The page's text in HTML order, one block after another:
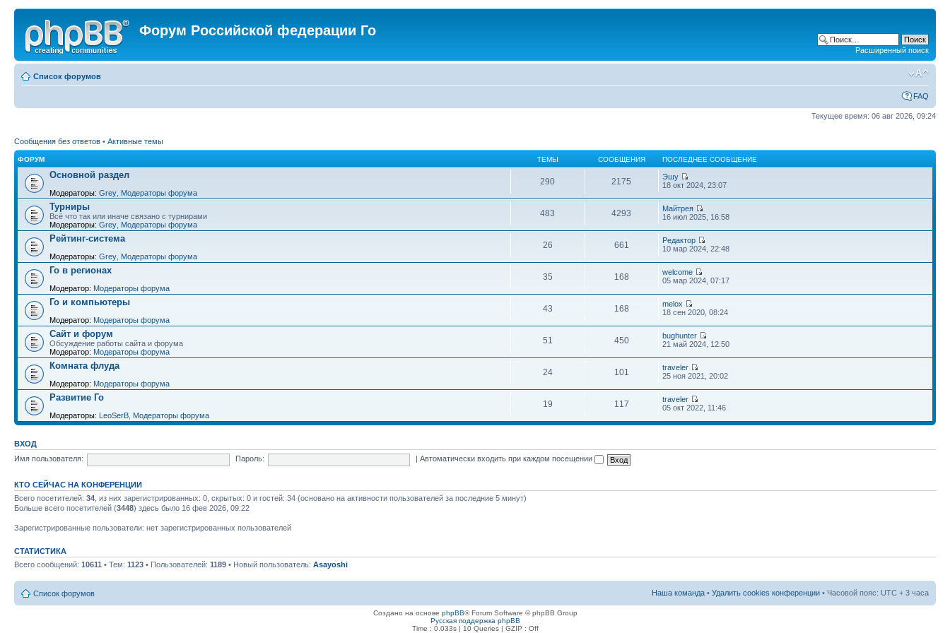
Форум Российской федерации Го
Расширенный поиск
Список форумов
FAQ
Текущее время: 06 авг 2026, 09:24
Сообщения без ответов • Активные темы
ФОРУМ ТЕМЫ СООБЩЕНИЯ ПОСЛЕДНЕЕ СООБЩЕНИЕ
Основной раздел
Модераторы: Grey Модераторы форума
290 2175
Эшу
18 окт 2024, 23:07
Турниры
Всё что так или иначе связано с турнирами
Модераторы: Grey Модераторы форума
483 4293
Майтрея
16 июл 2025, 16:58
Рейтинг-система
Модераторы: Grey Модераторы форума
26 661
Редактор
10 мар 2024, 22:48
Го в регионах
Модератор: Модераторы форума
35 168
welcome
05 мар 2024, 07:17
Го и компьютеры
Модератор: Модераторы форума
43 168
melox
18 сен 2020, 08:24
Сайт и форум
Обсуждение работы сайта и форума
Модератор: Модераторы форума
51 450
bughunter
21 май 2024, 12:50
Комната флуда
Модератор: Модераторы форума
24 101
traveler
25 ноя 2021, 20:02
Развитие Го
Модераторы: LeoSerB Модераторы форума
19 117
traveler
05 окт 2022, 11:46
ВХОД
Имя пользователя:
Пароль: |Автоматически входить при каждом посещении
КТО СЕЙЧАС НА КОНФЕРЕНЦИИ
Всего посетителей: 34 , из них зарегистрированных: 0, скрытых: 0 и гостей: 34 (основано на активности пользователей за последние 5 минут)
Больше всего посетителей (3448) здесь было 16 фев 2026, 09:22
Зарегистрированные пользователи: нет зарегистрированных пользователей
СТАТИСТИКА
Всего сообщений: 10611 • Тем: 1123 • Пользователей: 1189 • Новый пользователь: Asayoshi
Список форумов Наша команда • Удалить cookies конференции • Часовой пояс: UTC + 3 часа
Создано на основе phpBB® Forum Software © phpBB Group
Русская поддержка phpBB
Time : 0.033s | 10 Queries | GZIP : Off